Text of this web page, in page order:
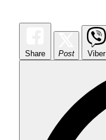
Share Post Viber